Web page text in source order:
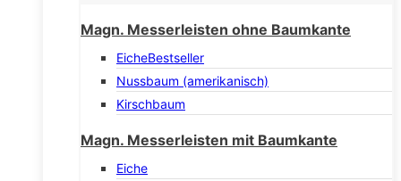
Magn. Messerleisten ohne Baumkante
EicheBestseller
Nussbaum (amerikanisch)
Kirschbaum
Magn. Messerleisten mit Baumkante
Eiche